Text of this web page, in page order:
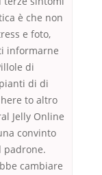
è che non
e foto,
informarne
di
di di
to altro
Jelly Online
convinto
padrone.
cambiare